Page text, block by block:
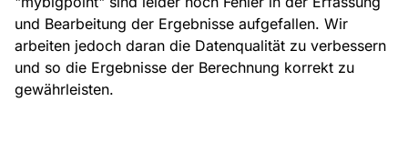
und Bearbeitung der Ergebnisse aufgefallen. Wir
arbeiten jedoch daran die Datenqualität zu verbessern
und so die Ergebnisse der Berechnung korrekt zu
gewährleisten.